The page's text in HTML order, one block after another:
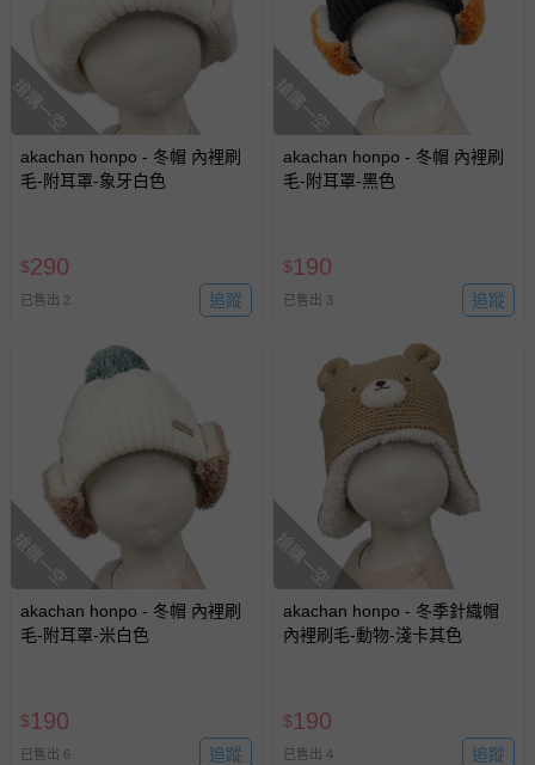
搶購一空
akachan honpo - 冬帽 內裡刷
毛-附耳罩-象牙白色
$290
已售出 2 追蹤
搶購一空
akachan honpo - 冬帽 內裡刷
毛-附耳罩-黑色
$190
已售出 3 追蹤
搶購一空
akachan honpo - 冬帽 內裡刷
毛-附耳罩-米白色
$190
已售出 6 追蹤
搶購一空
akachan honpo - 冬季針織帽
內裡刷毛-動物-淺卡其色
$190
已售出 4 追蹤